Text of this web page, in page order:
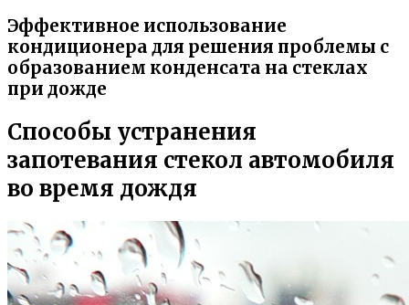
Эффективное использование
кондиционера для решения проблемы с
образованием конденсата на стеклах
при дожде
Способы устранения
запотевания стекол автомобиля
во время дождя